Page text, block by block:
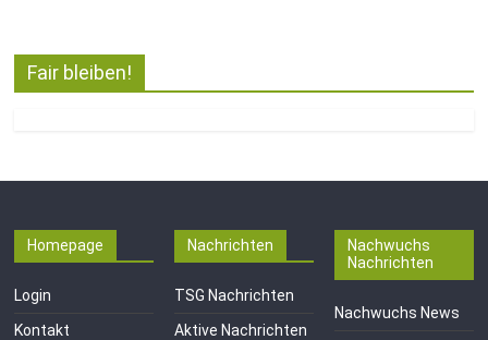
Fair bleiben!
Homepage
Login
Kontakt
Nachrichten
TSG Nachrichten
Aktive Nachrichten
Nachwuchs
Nachrichten
Nachwuchs News